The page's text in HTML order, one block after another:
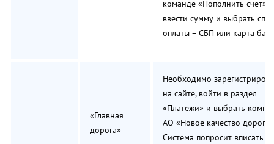
команде «Пополнить счет»,
ввести сумму и выбрать
оплаты – СБП или карта
«Главная
дорога»
Необходимо
на сайте, войти в раздел
«Платежи» и выбрать
АО «Новое качество дорог».
Система попросит вписать